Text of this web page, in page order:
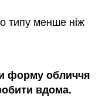
типу менше ніж
форму обличчя
вдома.